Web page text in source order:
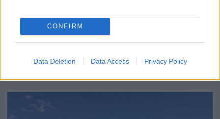
CONFIRM
Data Deletion Data Access Privacy Policy
Λυκαβηττός: Σε 57χρονη Ελληνίδα ανήκει η
σορός που βρέθηκε σε σπηλιά
8/08/2026 - 4:29μμ